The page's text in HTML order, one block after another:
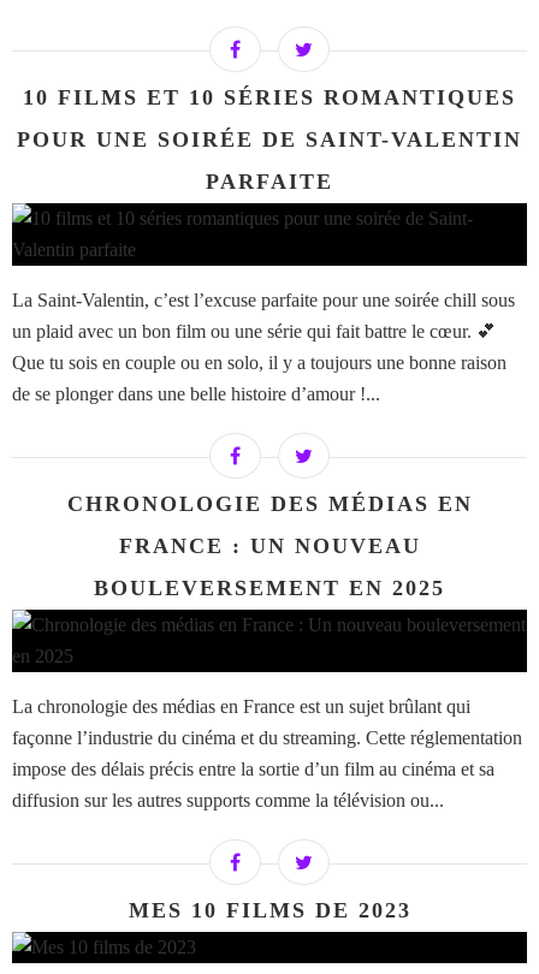
10 FILMS ET 10 SÉRIES ROMANTIQUES
POUR UNE SOIRÉE DE SAINT-VALENTIN
PARFAITE
La Saint-Valentin, c’est l’excuse parfaite pour une soirée chill sous
un plaid avec un bon film ou une série qui fait battre le cœur. 💕
Que tu sois en couple ou en solo, il y a toujours une bonne raison
de se plonger dans une belle histoire d’amour !...
CHRONOLOGIE DES MÉDIAS EN
FRANCE : UN NOUVEAU
BOULEVERSEMENT EN 2025
La chronologie des médias en France est un sujet brûlant qui
façonne l’industrie du cinéma et du streaming. Cette réglementation
impose des délais précis entre la sortie d’un film au cinéma et sa
diffusion sur les autres supports comme la télévision ou...
MES 10 FILMS DE 2023